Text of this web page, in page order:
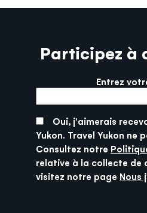
Participez à
Entrez
Oui, j'aimerais
Yukon. Travel Yukon ne
Consultez notre
relative à la collecte de
visitez notre page Nous